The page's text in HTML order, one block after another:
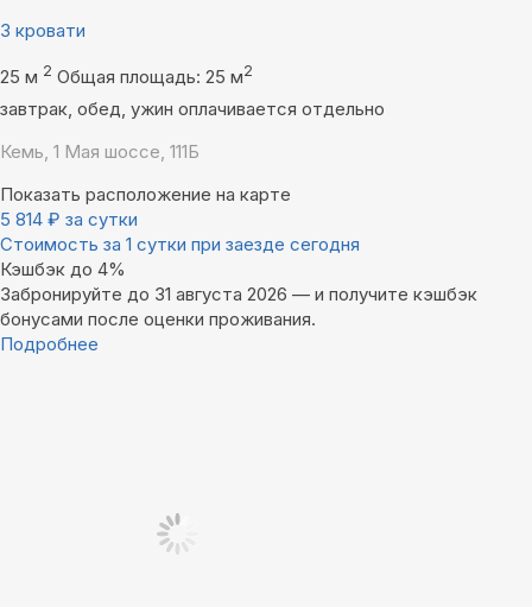
3 кровати
25 м 2 Общая площадь: 25 м2
завтрак, обед, ужин оплачивается отдельно
Кемь, 1 Мая шоссе, 111Б
Показать расположение на карте
5 814 ₽ за сутки
Стоимость за 1 сутки при заезде сегодня
Кэшбэк до 4%
Забронируйте до 31 августа 2026 — и получите кэшбэк
бонусами после оценки проживания.
Подробнее